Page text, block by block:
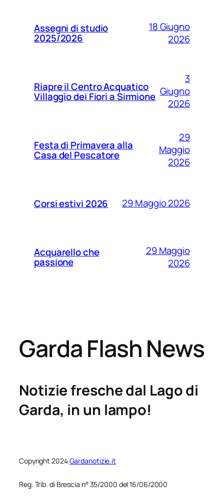
Assegni di studio
2025/2026
18 Giugno
2026
Riapre il Centro Acquatico
Villaggio dei Fiori a Sirmione
3
Giugno
2026
Festa di Primavera alla
Casa del Pescatore
29
Maggio
2026
Corsi estivi 2026 29 Maggio 2026
Acquarello che
passione
29 Maggio
2026
Garda Flash News
Notizie fresche dal Lago di
Garda, in un lampo!
Copyright 2024Gardanotizie.it
Reg. Trib. di Brescia n° 35/2000 del 16/06/2000